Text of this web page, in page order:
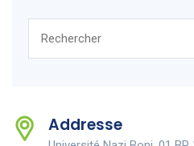
Addresse